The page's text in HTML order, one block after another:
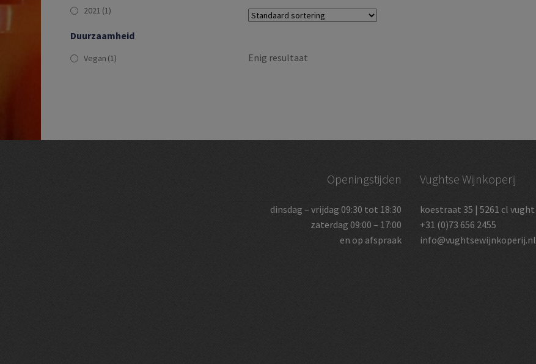
Enig resultaat
2021 (1)
Duurzaamheid
Vegan (1)
Openingstijden
dinsdag – vrijdag 09:30 tot 18:30
zaterdag 09:00 – 17:00
en op afspraak
Vughtse Wijnkoperij
koestraat 35 | 5261 cl vught
+31 (0)73 656 2455
info@vughtsewijnkoperij.nl